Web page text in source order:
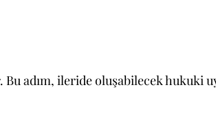
adım, ileride oluşabilecek hukuki